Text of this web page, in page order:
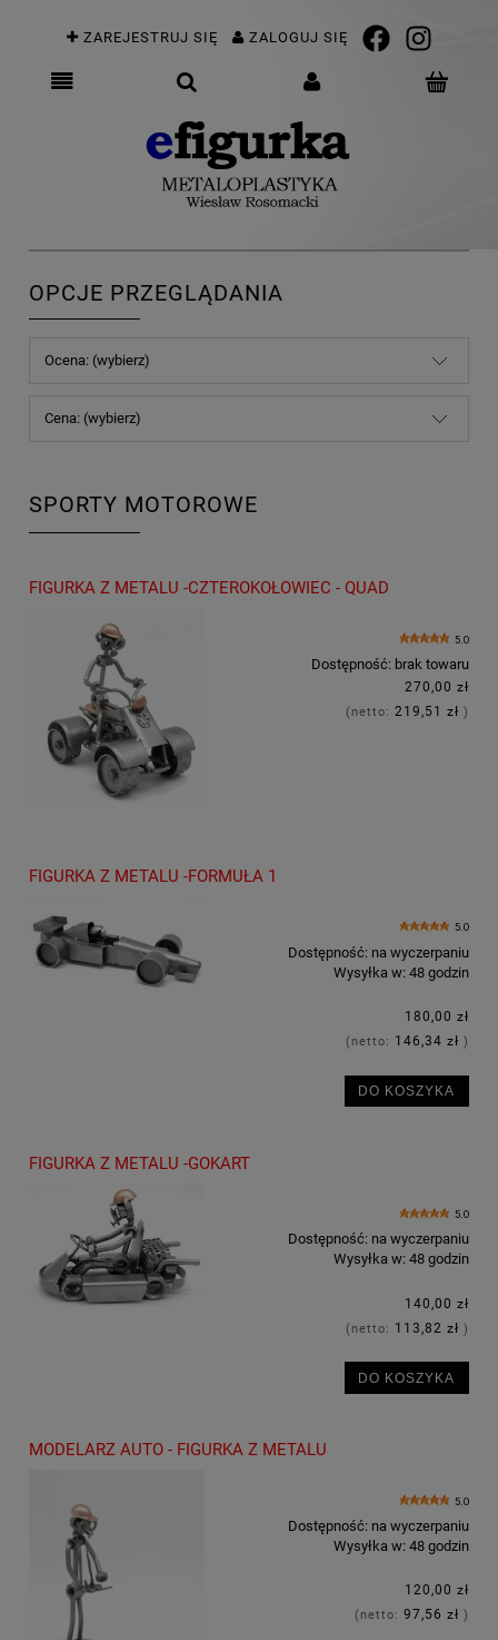
ZAREJESTRUJ SIĘ ZALOGUJ SIĘ
OPCJE PRZEGLĄDANIA
Ocena: (wybierz)
Cena: (wybierz)
SPORTY MOTOROWE
FIGURKA Z METALU -CZTEROKOŁOWIEC - QUAD
5.0
Dostępność: brak towaru
270,00 zł
(netto: 219,51 zł )
FIGURKA Z METALU -FORMUŁA 1
5.0
Dostępność: na wyczerpaniu
Wysyłka w: 48 godzin
180,00 zł
(netto: 146,34 zł )
DO KOSZYKA
FIGURKA Z METALU -GOKART
5.0
Dostępność: na wyczerpaniu
Wysyłka w: 48 godzin
140,00 zł
(netto: 113,82 zł )
DO KOSZYKA
MODELARZ AUTO - FIGURKA Z METALU
5.0
Dostępność: na wyczerpaniu
Wysyłka w: 48 godzin
120,00 zł
(netto: 97,56 zł )